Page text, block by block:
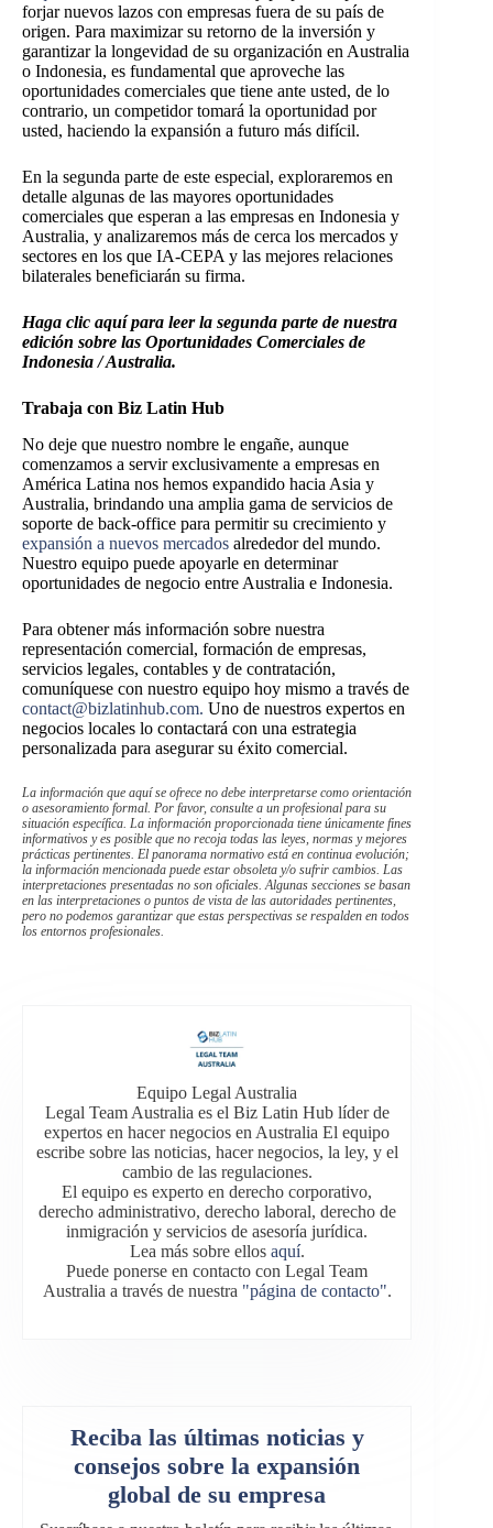
forjar nuevos lazos con empresas fuera de su país de
origen. Para maximizar su retorno de la inversión y
garantizar la longevidad de su organización en Australia
o Indonesia, es fundamental que aproveche las
oportunidades comerciales que tiene ante usted, de lo
contrario, un competidor tomará la oportunidad por
usted, haciendo la expansión a futuro más difícil.
En la segunda parte de este especial, exploraremos en
detalle algunas de las mayores oportunidades
comerciales que esperan a las empresas en Indonesia y
Australia, y analizaremos más de cerca los mercados y
sectores en los que IA-CEPA y las mejores relaciones
bilaterales beneficiarán su firma.
Haga clic aquí para leer la segunda parte de nuestra
edición sobre las Oportunidades Comerciales de
Indonesia / Australia.
Trabaja con Biz Latin Hub
No deje que nuestro nombre le engañe, aunque
comenzamos a servir exclusivamente a empresas en
América Latina nos hemos expandido hacia Asia y
Australia, brindando una amplia gama de servicios de
soporte de back-office para permitir su crecimiento y
expansión a nuevos mercados alrededor del mundo.
Nuestro equipo puede apoyarle en determinar
oportunidades de negocio entre Australia e Indonesia.
Para obtener más información sobre nuestra
representación comercial, formación de empresas,
servicios legales, contables y de contratación,
comuníquese con nuestro equipo hoy mismo a través de
contact@bizlatinhub.com. Uno de nuestros expertos en
negocios locales lo contactará con una estrategia
personalizada para asegurar su éxito comercial.
La información que aquí se ofrece no debe interpretarse como orientación
o asesoramiento formal. Por favor, consulte a un profesional para su
situación específica. La información proporcionada tiene únicamente fines
informativos y es posible que no recoja todas las leyes, normas y mejores
prácticas pertinentes. El panorama normativo está en continua evolución;
la información mencionada puede estar obsoleta y/o sufrir cambios. Las
interpretaciones presentadas no son oficiales. Algunas secciones se basan
en las interpretaciones o puntos de vista de las autoridades pertinentes,
pero no podemos garantizar que estas perspectivas se respalden en todos
los entornos profesionales.
Equipo Legal Australia
Legal Team Australia es el Biz Latin Hub líder de
expertos en hacer negocios en Australia El equipo
escribe sobre las noticias, hacer negocios, la ley, y el
cambio de las regulaciones.
El equipo es experto en derecho corporativo,
derecho administrativo, derecho laboral, derecho de
inmigración y servicios de asesoría jurídica.
Lea más sobre ellos aquí.
Puede ponerse en contacto con Legal Team
Australia a través de nuestra "página de contacto".
Reciba las últimas noticias y
consejos sobre la expansión
global de su empresa